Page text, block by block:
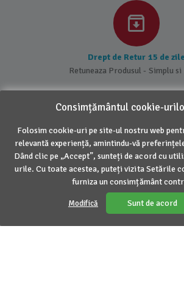
Drept de Retur 15 de zile
Retuneaza Produsul - Simplu si
DESPRE NOI
INFORMATII UTILE
CONTUL MEU
Consimțământul cookie-
Folosim cookie-uri pe site-ul nostru web
relevantă experiență, amintindu-vă
Dând clic pe „Accept”, sunteți de acord cu
urile. Cu toate acestea, puteți vizita Setările
furniza un consimțământ
Modifică Sunt de acord